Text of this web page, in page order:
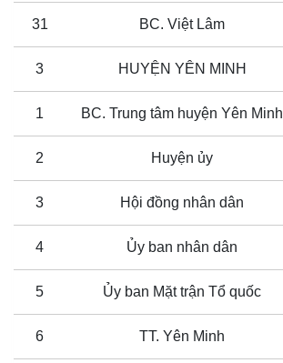
31 BC. Việt Lâm
3 HUYỆN YÊN MINH
1 BC. Trung tâm huyện Yên Minh
2 Huyện ủy
3 Hội đồng nhân dân
4 Ủy ban nhân dân
5 Ủy ban Mặt trận Tổ quốc
6 TT. Yên Minh